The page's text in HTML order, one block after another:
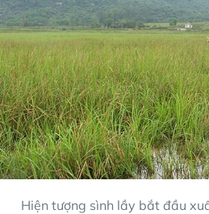
Hiện tượng sình lầy bắt đầu